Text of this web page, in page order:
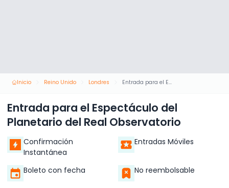
Inicio Reino Unido Londres Entrada para el Espectáculo del Planetario del Real Observatorio
Entrada para el Espectáculo del
Planetario del Real Observatorio
Confirmación
Instantánea
Entradas Móviles
Boleto con fecha No reembolsable